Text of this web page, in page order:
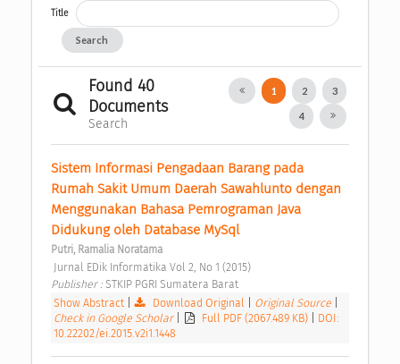
Title
Search
Found 40
Documents
Search
1 2 3
4
Sistem Informasi Pengadaan Barang pada
Rumah Sakit Umum Daerah Sawahlunto dengan
Menggunakan Bahasa Pemrograman Java
Didukung oleh Database MySql
Putri, Ramalia Noratama
Jurnal EDik Informatika Vol 2, No 1 (2015)
Publisher : STKIP PGRI Sumatera Barat
Show Abstract
Download Original Original Source
Check in Google Scholar
Full PDF (2067.489 KB)
DOI:
10.22202/ei.2015.v2i1.1448